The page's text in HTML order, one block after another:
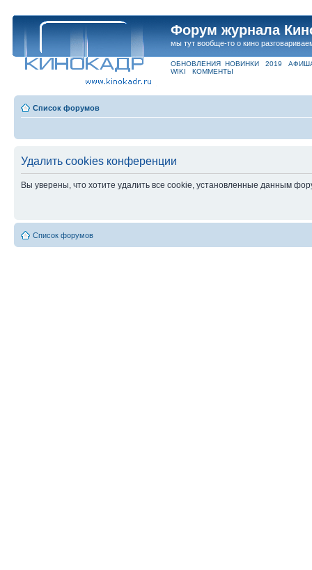
Форум журнала
мы тут вообще-то о кино
ОБНОВЛЕНИЯ НОВИНКИ 2019
WIKI
КОММЕНТЫ
Список форумов
Удалить cookies конференции
Вы уверены, что хотите удалить все cookie, установленные данным
Список форумов